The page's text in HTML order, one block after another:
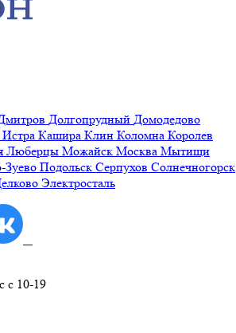
Долгопрудный Домодедово
Истра Кашира Клин Коломна Королев
Люберцы Можайск Москва Мытищи
Зуево Подольск Серпухов Солнечногорск
Электросталь
с 10-19